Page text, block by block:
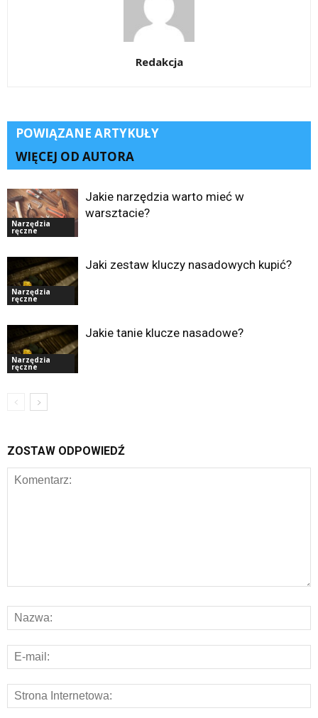
Redakcja
POWIĄZANE ARTYKUŁY
WIĘCEJ OD AUTORA
Narzędzia
ręczne
Jakie narzędzia warto mieć w
warsztacie?
Narzędzia
ręczne
Jaki zestaw kluczy nasadowych kupić?
Narzędzia
ręczne
Jakie tanie klucze nasadowe?
ZOSTAW ODPOWIEDŹ